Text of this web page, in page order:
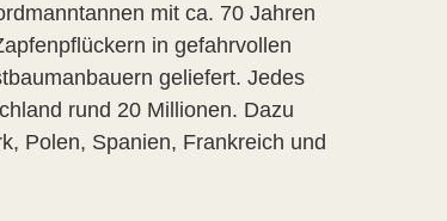
mit ca. 70 Jahren
in gefahrvollen
geliefert. Jedes
rund 20 Millionen. Dazu
Polen, Spanien, Frankreich und